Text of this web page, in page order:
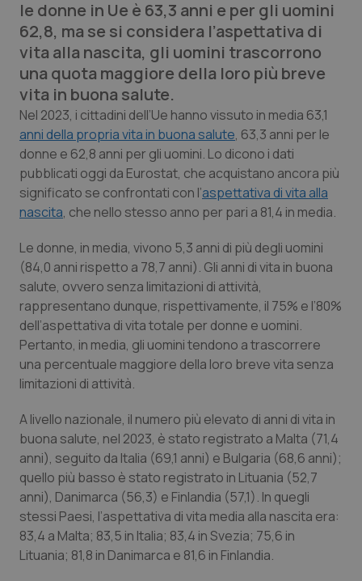
Basilicata
Calabria
Campania
Emilia-Romagna
Friuli Venezia Giulia
Liguria
Lombardia
Marche
Molise
Piemonte
Provincia Autonoma di Bolzano
Provincia Autonoma di Trento
Puglia
Artrite & artrosi
Asma & BPCO
Car-T
Colesterolo & coronaropatie
Dermatite Atopica
Disturbi dell’umore
Dolore
Donna & Salute
Epatiti
HIV
Infezioni & Febbre
Ipertensione & Scompenso
Malattie rare
QS Club Newsletter
le donne in Ue è 63,3 anni e per gli uomini
62,8, ma se si considera l’aspettativa di
vita alla nascita, gli uomini trascorrono
una quota maggiore della loro più breve
vita in buona salute.
Nel 2023, i cittadini dell’Ue hanno vissuto in media 63,1
anni della propria vita in buona salute, 63,3 anni per le
donne e 62,8 anni per gli uomini. Lo dicono i dati
pubblicati oggi da Eurostat, che acquistano ancora più
significato se confrontati con l’aspettativa di vita alla
nascita, che nello stesso anno per pari a 81,4 in media.
Le donne, in media, vivono 5,3 anni di più degli uomini
(84,0 anni rispetto a 78,7 anni). Gli anni di vita in buona
salute, ovvero senza limitazioni di attività,
rappresentano dunque, rispettivamente, il 75% e l’80%
dell’aspettativa di vita totale per donne e uomini.
Pertanto, in media, gli uomini tendono a trascorrere
una percentuale maggiore della loro breve vita senza
limitazioni di attività.
A livello nazionale, il numero più elevato di anni di vita in
buona salute, nel 2023, è stato registrato a Malta (71,4
anni), seguito da Italia (69,1 anni) e Bulgaria (68,6 anni);
quello più basso è stato registrato in Lituania (52,7
anni), Danimarca (56,3) e Finlandia (57,1). In quegli
stessi Paesi, l’aspettativa di vita media alla nascita era:
83,4 a Malta; 83,5 in Italia; 83,4 in Svezia; 75,6 in
Lituania; 81,8 in Danimarca e 81,6 in Finlandia.